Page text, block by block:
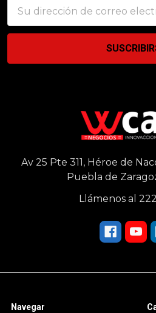
de
correo
Av 25 Pte 311, Héroe de
Puebla de
Llámenos al
Navegar